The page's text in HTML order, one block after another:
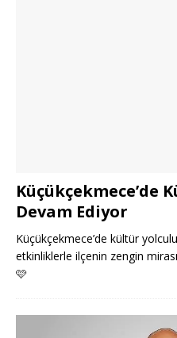
Küçükçekmece’de
Devam Ediyor
Küçükçekmece’de kültür
etkinliklerle ilçenin zengin
🩷